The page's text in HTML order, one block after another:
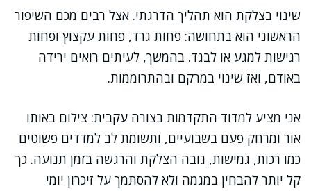
שינוי בצלקת הוא תהליך הדרגתי. אצל רבים מכם השיפור
הראשוני הוא בתחושה: פחות גרד, פחות עקצוץ ופחות
רגישות למגע או לבגד. בהמשך, לעיתים רואים ירידה
באודם, ואז שינוי במרקם ובהתרוממות.
אני מציע למדוד התקדמות בצורה עקבית: צילום באותו
אור ומרחק פעם בשבועיים, ותשומת לב למדדים פשוטים
כמו רכות, גמישות, גובה הצלקת והרגשה בזמן תנועה. כך
קל יותר להבחין במגמה ולא להסתמך על זיכרון יומי